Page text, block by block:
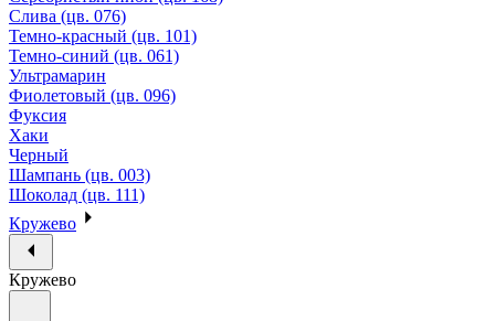
Слива (цв. 076)
Темно-красный (цв. 101)
Темно-синий (цв. 061)
Ультрамарин
Фиолетовый (цв. 096)
Фуксия
Хаки
Черный
Шампань (цв. 003)
Шоколад (цв. 111)
Кружево
Кружево